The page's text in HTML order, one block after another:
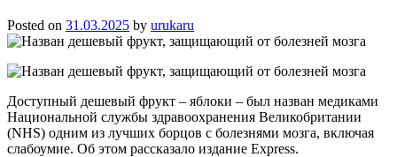
Posted on 31.03.2025 by urukaru
Доступный дешевый фрукт – яблоки – был назван медиками
Национальной службы здравоохранения Великобритании
(NHS) одним из лучших борцов с болезнями мозга, включая
слабоумие. Об этом рассказало издание Express.